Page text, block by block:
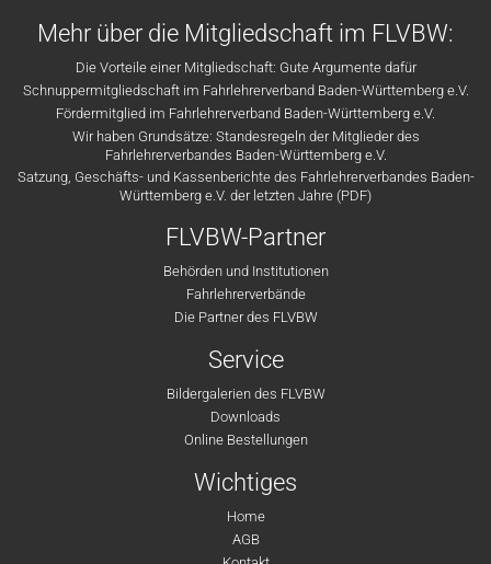
Mehr über die Mitgliedschaft im FLVBW:
Die Vorteile einer Mitgliedschaft: Gute Argumente dafür
Schnuppermitgliedschaft im Fahrlehrerverband Baden-Württemberg e.V.
Fördermitglied im Fahrlehrerverband Baden-Württemberg e.V.
Wir haben Grundsätze: Standesregeln der Mitglieder des
Fahrlehrerverbandes Baden-Württemberg e.V.
Satzung, Geschäfts- und Kassenberichte des Fahrlehrerverbandes Baden-
Württemberg e.V. der letzten Jahre (PDF)
FLVBW-Partner
Behörden und Institutionen
Fahrlehrerverbände
Die Partner des FLVBW
Service
Bildergalerien des FLVBW
Downloads
Online Bestellungen
Wichtiges
Home
AGB